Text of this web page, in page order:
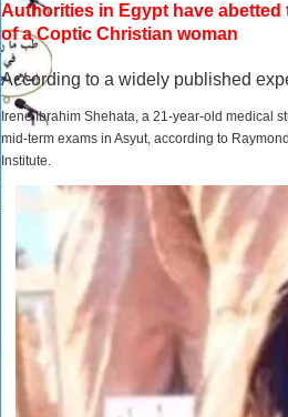
Authorities in Egypt have
of a Coptic Christian woman
According to a widely published
Irene Ibrahim Shehata, a 21-year-old medical
mid-term exams in Asyut, according to
Institute.